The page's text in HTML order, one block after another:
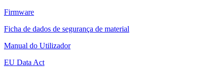
Firmware
Ficha de dados de segurança de material
Manual do Utilizador
EU Data Act